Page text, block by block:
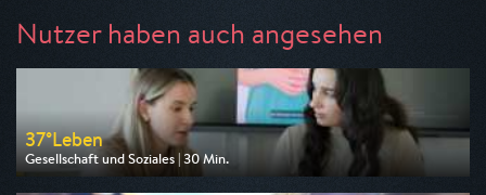
Nutzer haben auch angesehen
37°Leben
Gesellschaft und Soziales | 30 Min.
Ausgestrahlt von 3sat